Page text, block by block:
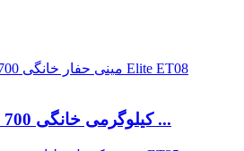
Elite ET08 700 کیلوگرمی خانگی ...